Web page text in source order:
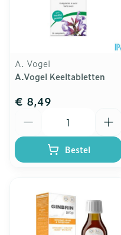
A. Vogel
A.Vogel Keeltabletten
€ 8,49
Bestel